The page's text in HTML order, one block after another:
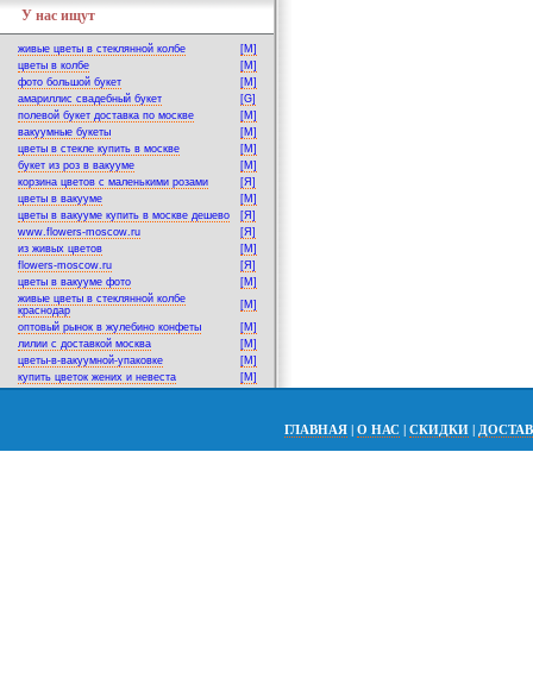
У нас ищут
живые цветы в стеклянной колбе
[M]
цветы в колбе
[M]
фото большой букет
[M]
амариллис свадебный букет
[G]
полевой букет доставка по москве
[M]
вакуумные букеты
[M]
цветы в стекле купить в москве
[M]
букет из роз в вакууме
[M]
корзина цветов с маленькими розами
[Я]
цветы в вакууме
[M]
цветы в вакууме купить в москве дешево
[Я]
www.flowers-moscow.ru
[Я]
из живых цветов
[M]
flowers-moscow.ru
[Я]
цветы в вакууме фото
[M]
живые цветы в стеклянной колбе
краснодар
[M]
оптовый рынок в жулебино конфеты
[M]
лилии с доставкой москва
[M]
цветы-в-вакуумной-упаковке
[M]
купить цветок жених и невеста
[M]
ГЛАВНАЯ | О НАС | СКИДКИ |